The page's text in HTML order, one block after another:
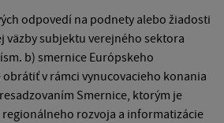
odpovedí na podnety alebo žiadosti
väzby subjektu verejného sektora
b) smernice Európskeho
v rámci vynucovacieho konania
Smernice, ktorým je
rozvoja a informatizácie